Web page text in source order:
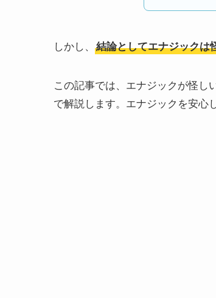
しかし、 結論としてエナジックは
この記事では、エナジックが怪し
で解説します。エナジックを安心